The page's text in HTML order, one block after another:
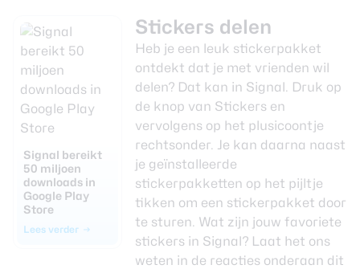
Signal bereikt
50 miljoen
downloads in
Google Play
Store
Lees verder
Stickers delen
Heb je een leuk stickerpakket
ontdekt dat je met vrienden wil
delen? Dat kan in Signal. Druk op
de knop van Stickers en
vervolgens op het plusicoontje
rechtsonder. Je kan daarna naast
je geïnstalleerde
stickerpakketten op het pijltje
tikken om een stickerpakket door
te sturen. Wat zijn jouw favoriete
stickers in Signal? Laat het ons
weten in de reacties onderaan dit